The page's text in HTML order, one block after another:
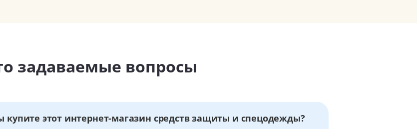
задаваемые вопросы
купите этот интернет-магазин средств защиты и спецодежды?